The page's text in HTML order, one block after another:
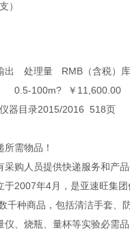
）
出 处理量 RMB（含税）
0.5-100m?
￥11,600.00
器目录2015/2016 518页
需物品！
采购人员提供快递服务和产
于2007年4月，是亚速旺集
千种商品，包括清洁手套、
仪、烧瓶、量杯等实验必需